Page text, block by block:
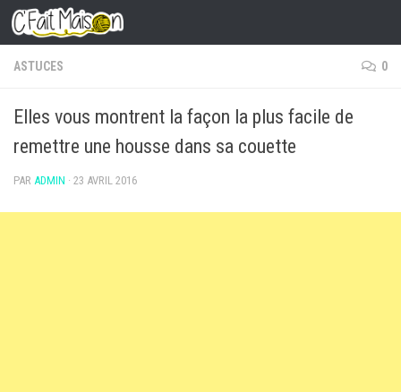
Skip to content
ASTUCES 0
Elles vous montrent la façon la plus facile de
remettre une housse dans sa couette
PAR ADMIN · 23 AVRIL 2016